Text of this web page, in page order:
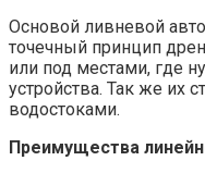
Основой ливневой
точечный принцип
или под местами, где
устройства. Так же их
водостоками.
Преимущества